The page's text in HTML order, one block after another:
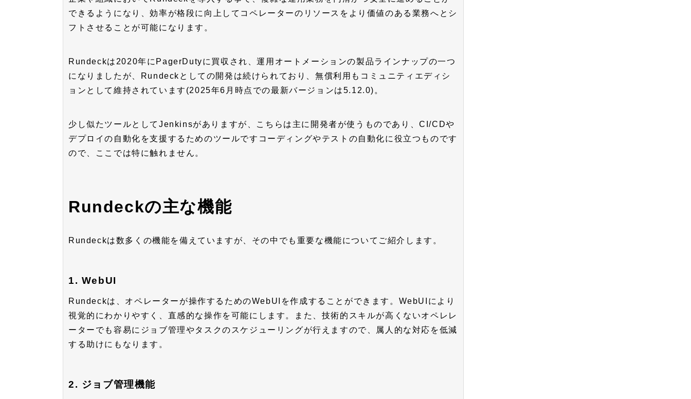
できるようになり、効率が格段に向上してコペレーターのリソースをより価値のある業務へとシ
フトさせることが可能になります。
Rundeckは2020年にPagerDutyに買収され、運用オートメーションの製品ラインナップの一つ
になりましたが、Rundeckとしての開発は続けられており、無償利用もコミュニティエディシ
ョンとして維持されています(2025年6月時点での最新バージョンは5.12.0)。
少し似たツールとしてJenkinsがありますが、こちらは主に開発者が使うものであり、CI/CDや
デプロイの自動化を支援するためのツールですコーディングやテストの自動化に役立つものです
ので、ここでは特に触れません。
Rundeckの主な機能
Rundeckは数多くの機能を備えていますが、その中でも重要な機能についてご紹介します。
1. WebUI
Rundeckは、オペレーターが操作するためのWebUIを作成することができます。WebUIにより
視覚的にわかりやすく、直感的な操作を可能にします。また、技術的スキルが高くないオペレレ
ーターでも容易にジョブ管理やタスクのスケジューリングが行えますので、属人的な対応を低減
する助けにもなります。
2. ジョブ管理機能